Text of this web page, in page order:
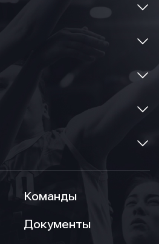
Команды
Документы